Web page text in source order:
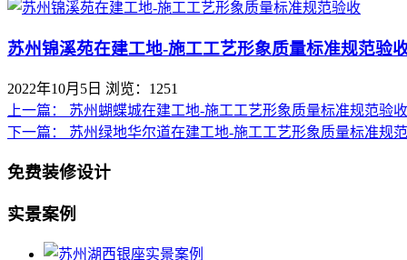
苏州锦溪苑在建工地-施工工艺形象质量标准规范验
2022年10月5日 浏览：1251
上一篇：
苏州蝴蝶城在建工地-施工工艺形象质量标准规范验收
下一篇：
苏州绿地华尔道在建工地-施工工艺形象质量标准规
免费装修设计
实景案例